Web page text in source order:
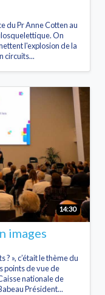
du Pr Anne Cotten au
On
l'explosion de la
circuits...
14:30
images
», c’était le thème du
points de vue de
nationale de
Président...